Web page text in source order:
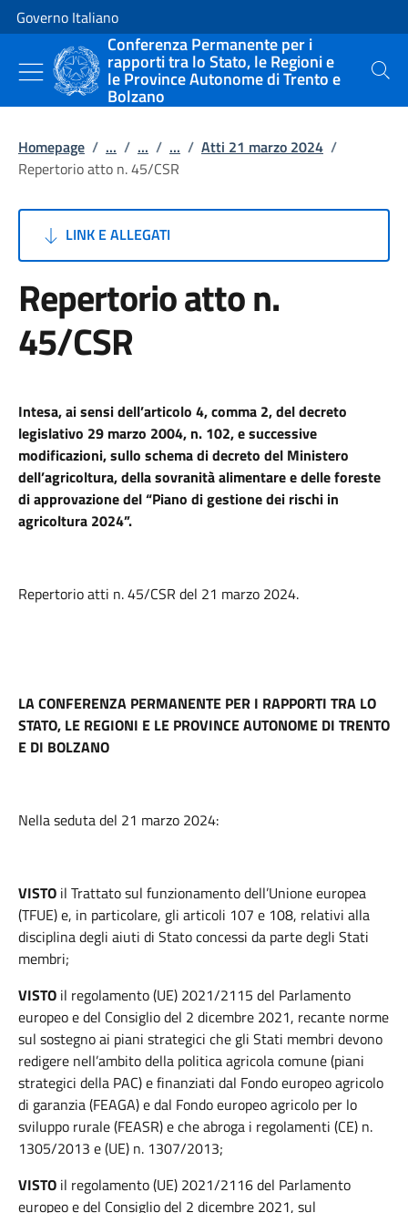
Vai al contenuto
Vai alla navigazione del sito
Governo Italiano
Conferenza Permanente per i
rapporti tra lo Stato, le Regioni e
le Province Autonome di Trento e
Bolzano
Cerca
Homepage / ... / ... / ... / Atti 21 marzo 2024 /
Repertorio atto n. 45/CSR
LINK E ALLEGATI
Repertorio atto n.
45/CSR
Intesa, ai sensi dell’articolo 4, comma 2, del decreto
legislativo 29 marzo 2004, n. 102, e successive
modificazioni, sullo schema di decreto del Ministero
dell’agricoltura, della sovranità alimentare e delle foreste
di approvazione del “Piano di gestione dei rischi in
agricoltura 2024”.
Repertorio atti n. 45/CSR del 21 marzo 2024.
LA CONFERENZA PERMANENTE PER I RAPPORTI TRA LO
STATO, LE REGIONI E LE PROVINCE AUTONOME DI TRENTO
E DI BOLZANO
Nella seduta del 21 marzo 2024:
VISTO il Trattato sul funzionamento dell’Unione europea
(TFUE) e, in particolare, gli articoli 107 e 108, relativi alla
disciplina degli aiuti di Stato concessi da parte degli Stati
membri;
VISTO il regolamento (UE) 2021/2115 del Parlamento
europeo e del Consiglio del 2 dicembre 2021, recante norme
sul sostegno ai piani strategici che gli Stati membri devono
redigere nell’ambito della politica agricola comune (piani
strategici della PAC) e finanziati dal Fondo europeo agricolo
di garanzia (FEAGA) e dal Fondo europeo agricolo per lo
sviluppo rurale (FEASR) e che abroga i regolamenti (CE) n.
1305/2013 e (UE) n. 1307/2013;
VISTO il regolamento (UE) 2021/2116 del Parlamento
europeo e del Consiglio del 2 dicembre 2021, sul